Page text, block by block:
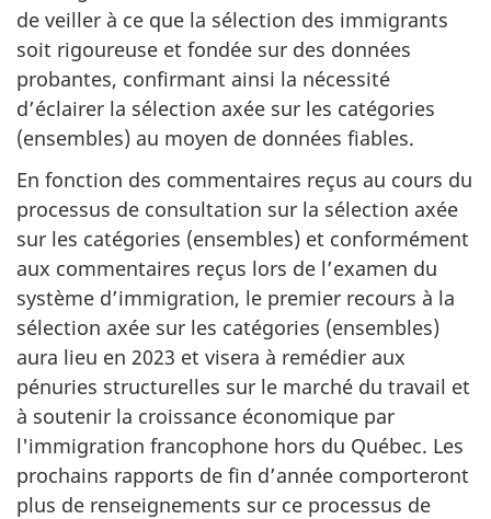
de veiller à ce que la sélection des immigrants
soit rigoureuse et fondée sur des données
probantes, confirmant ainsi la nécessité
d’éclairer la sélection axée sur les catégories
(ensembles) au moyen de données fiables.
En fonction des commentaires reçus au cours du
processus de consultation sur la sélection axée
sur les catégories (ensembles) et conformément
aux commentaires reçus lors de l’examen du
système d’immigration, le premier recours à la
sélection axée sur les catégories (ensembles)
aura lieu en 2023 et visera à remédier aux
pénuries structurelles sur le marché du travail et
à soutenir la croissance économique par
l'immigration francophone hors du Québec. Les
prochains rapports de fin d’année comporteront
plus de renseignements sur ce processus de